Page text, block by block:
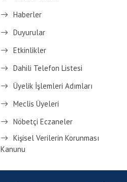
Haberler
Duyurular
Etkinlikler
Dahili Telefon Listesi
Üyelik İşlemleri Adımları
Meclis Üyeleri
Nöbetçi Eczaneler
Kişisel Verilerin Korunması
Kanunu